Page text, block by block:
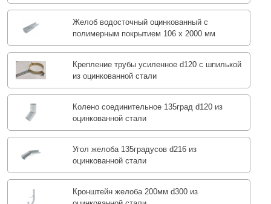
Желоб водосточный оцинкованный с
полимерным покрытием 106 х 2000 мм
Крепление трубы усиленное d120 с шпилькой
из оцинкованной стали
Колено соединительное 135град d120 из
оцинкованной стали
Угол желоба 135градусов d216 из
оцинкованной стали
Кронштейн желоба 200мм d300 из